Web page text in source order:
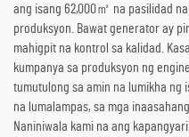
ang isang 62,000㎡ na pasilidad
produksyon. Bawat generator ay
mahigpit na kontrol sa kalidad.
kumpanya sa produksyon ng
tumutulong sa amin na lumikha ng
na lumalampas, sa mga
Naniniwala kami na ang